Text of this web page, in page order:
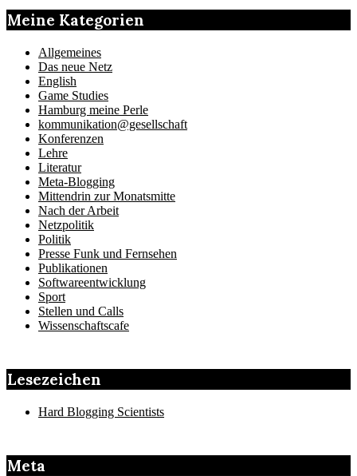
Meine Kategorien
Allgemeines
Das neue Netz
English
Game Studies
Hamburg meine Perle
kommunikation@gesellschaft
Konferenzen
Lehre
Literatur
Meta-Blogging
Mittendrin zur Monatsmitte
Nach der Arbeit
Netzpolitik
Politik
Presse Funk und Fernsehen
Publikationen
Softwareentwicklung
Sport
Stellen und Calls
Wissenschaftscafe
Lesezeichen
Hard Blogging Scientists
Meta